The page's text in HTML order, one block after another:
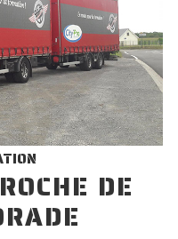
DE